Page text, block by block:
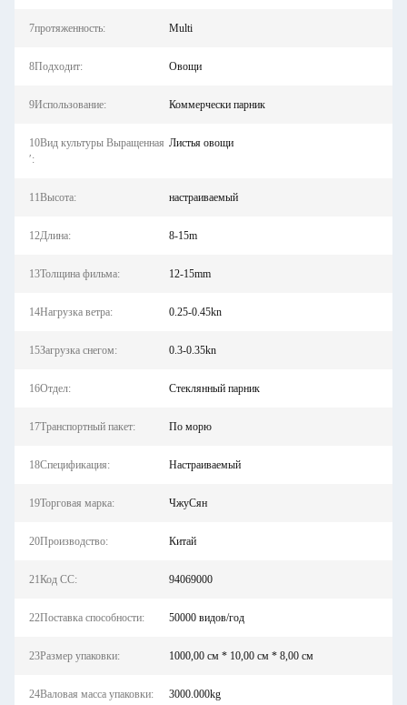
7протяженность: Multi
8Подходит: Овощи
9Использование: Коммерчески парник
10Вид культуры Выращенная
′:
Листья овощи
11Высота: настраиваемый
12Длина: 8-15m
13Толщина фильма: 12-15mm
14Нагрузка ветра: 0.25-0.45kn
15Загрузка снегом: 0.3-0.35kn
16Отдел: Стеклянный парник
17Транспортный пакет: По морю
18Спецификация: Настраиваемый
19Торговая марка: ЧжуСян
20Производство: Китай
21Код СС: 94069000
22Поставка способности: 50000 видов/год
23Размер упаковки: 1000,00 см * 10,00 см * 8,00 см
24Валовая масса упаковки: 3000.000kg